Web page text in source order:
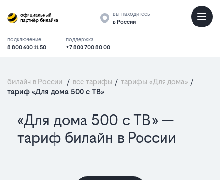
вы находитесь
в России
подключение
8 800 600 11 50
поддержка
+7 800 700 80 00
билайн в России / все тарифы / тарифы «Для дома» /
тариф «Для дома 500 с ТВ»
«Для дома 500 с ТВ» —
тариф билайн в России